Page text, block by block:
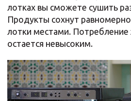
лотках вы сможете сушить
Продукты сохнут
лотки местами. Потребление
остается невысоким.